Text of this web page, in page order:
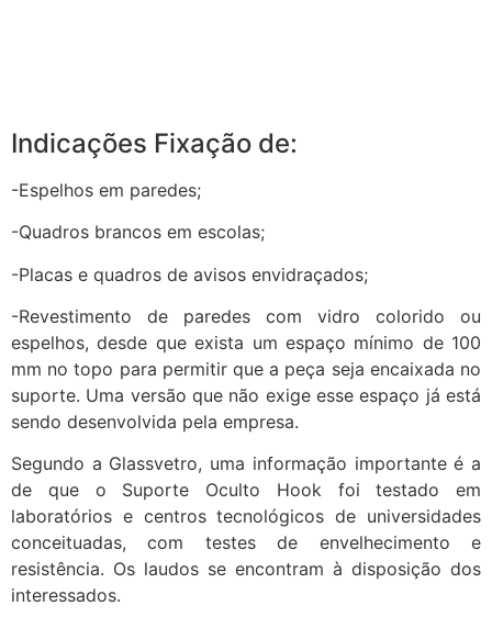
Indicações Fixação de:
-Espelhos em paredes;
-Quadros brancos em escolas;
-Placas e quadros de avisos envidraçados;
-Revestimento de paredes com vidro colorido ou
espelhos, desde que exista um espaço mínimo de 100
mm no topo para permitir que a peça seja encaixada no
suporte. Uma versão que não exige esse espaço já está
sendo desenvolvida pela empresa.
Segundo a Glassvetro, uma informação importante é a
de que o Suporte Oculto Hook foi testado em
laboratórios e centros tecnológicos de universidades
conceituadas, com testes de envelhecimento e
resistência. Os laudos se encontram à disposição dos
interessados.